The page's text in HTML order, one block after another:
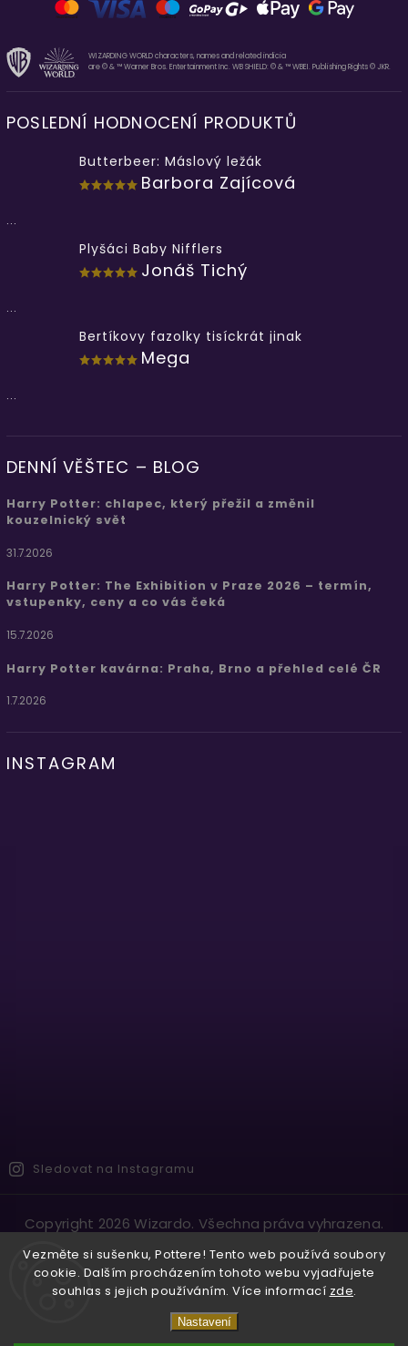
Vezměte si sušenku, Pottere! Tento web používá soubory
cookie. Dalším procházením tohoto webu vyjadřujete
souhlas s jejich používáním. Více informací zde.
Nastavení
WIZARDING WORLD characters, names and related indicia
are © & ™ Warner Bros. Entertainment Inc. WB SHIELD: © & ™ WBEI. Publishing Rights © JKR.
POSLEDNÍ HODNOCENÍ PRODUKTŮ
Butterbeer: Máslový ležák
Barbora Zajícová
...
Plyšáci Baby Nifflers
Jonáš Tichý
...
Bertíkovy fazolky tisíckrát jinak
Mega
...
DENNÍ VĚŠTEC – BLOG
Harry Potter: chlapec, který přežil a změnil
kouzelnický svět
31.7.2026
Harry Potter: The Exhibition v Praze 2026 – termín,
vstupenky, ceny a co vás čeká
15.7.2026
Harry Potter kavárna: Praha, Brno a přehled celé ČR
1.7.2026
INSTAGRAM
Sledovat na Instagramu
Copyright 2026Wizardo. Všechna práva vyhrazena.
VytvořilShoptet| DesignShoptak.cz.